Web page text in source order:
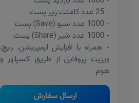
- 25 عدد کامنت زیر پست
- 1000 عدد سیو (Save) پست
- 1000 عدد شیر (Share) پست
- همراه با افزایش ایمپریشن، ریچ،
ویزیت پروفایل از طریق اکسپلور و
هوم
ارسال سفارش